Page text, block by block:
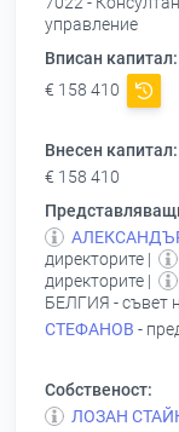
управление
Вписан капитал:
€ 158 410
Внесен капитал:
€ 158 410
директорите |
директорите |
БЕЛГИЯ - съвет
СТЕФАНОВ -
Собственост:
ЛОЗАН